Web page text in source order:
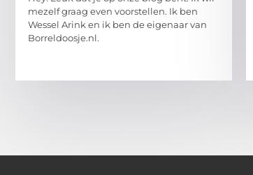
mezelf graag even voorstellen. Ik ben
Wessel Arink en ik ben de eigenaar van
Borreldoosje.nl.